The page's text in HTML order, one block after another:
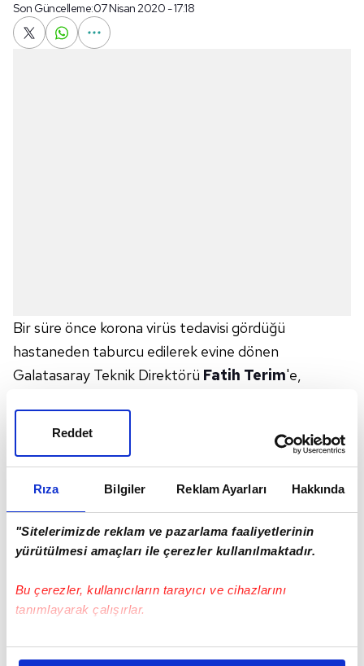
Rıza Bilgiler Reklam Ayarları Hakkında
"Sitelerimizde reklam ve pazarlama faaliyetlerinin
yürütülmesi amaçları ile çerezler kullanılmaktadır.
Bu çerezler, kullanıcıların tarayıcı ve cihazlarını
tanımlayarak çalışırlar.
Bu çerezlere izin vermeniz halinde sizlere özel
Reddet
Son Güncelleme:07 Nisan 2020 - 17:18
Bir süre önce korona virüs tedavisi gördüğü
hastaneden taburcu edilerek evine dönen
Galatasaray Teknik Direktörü Fatih Terim'e,
gazeteci Alessandro Rialti'nin kalp krizi nedeniyle
hayatını kaybettiği öğrenildi.